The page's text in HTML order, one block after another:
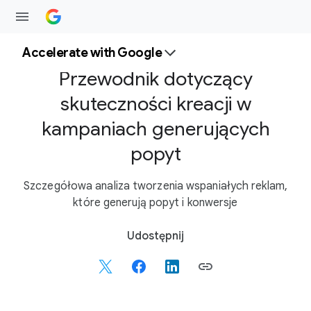
Accelerate with Google
Przewodnik dotyczący
skuteczności kreacji w
kampaniach generujących
popyt
Szczegółowa analiza tworzenia wspaniałych reklam,
które generują popyt i konwersje
Udostępnij